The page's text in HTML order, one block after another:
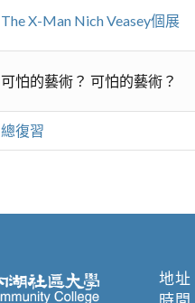
The X-Man Nich Veasey個展
可怕的藝術？ 可怕的藝術？
總復習
地址